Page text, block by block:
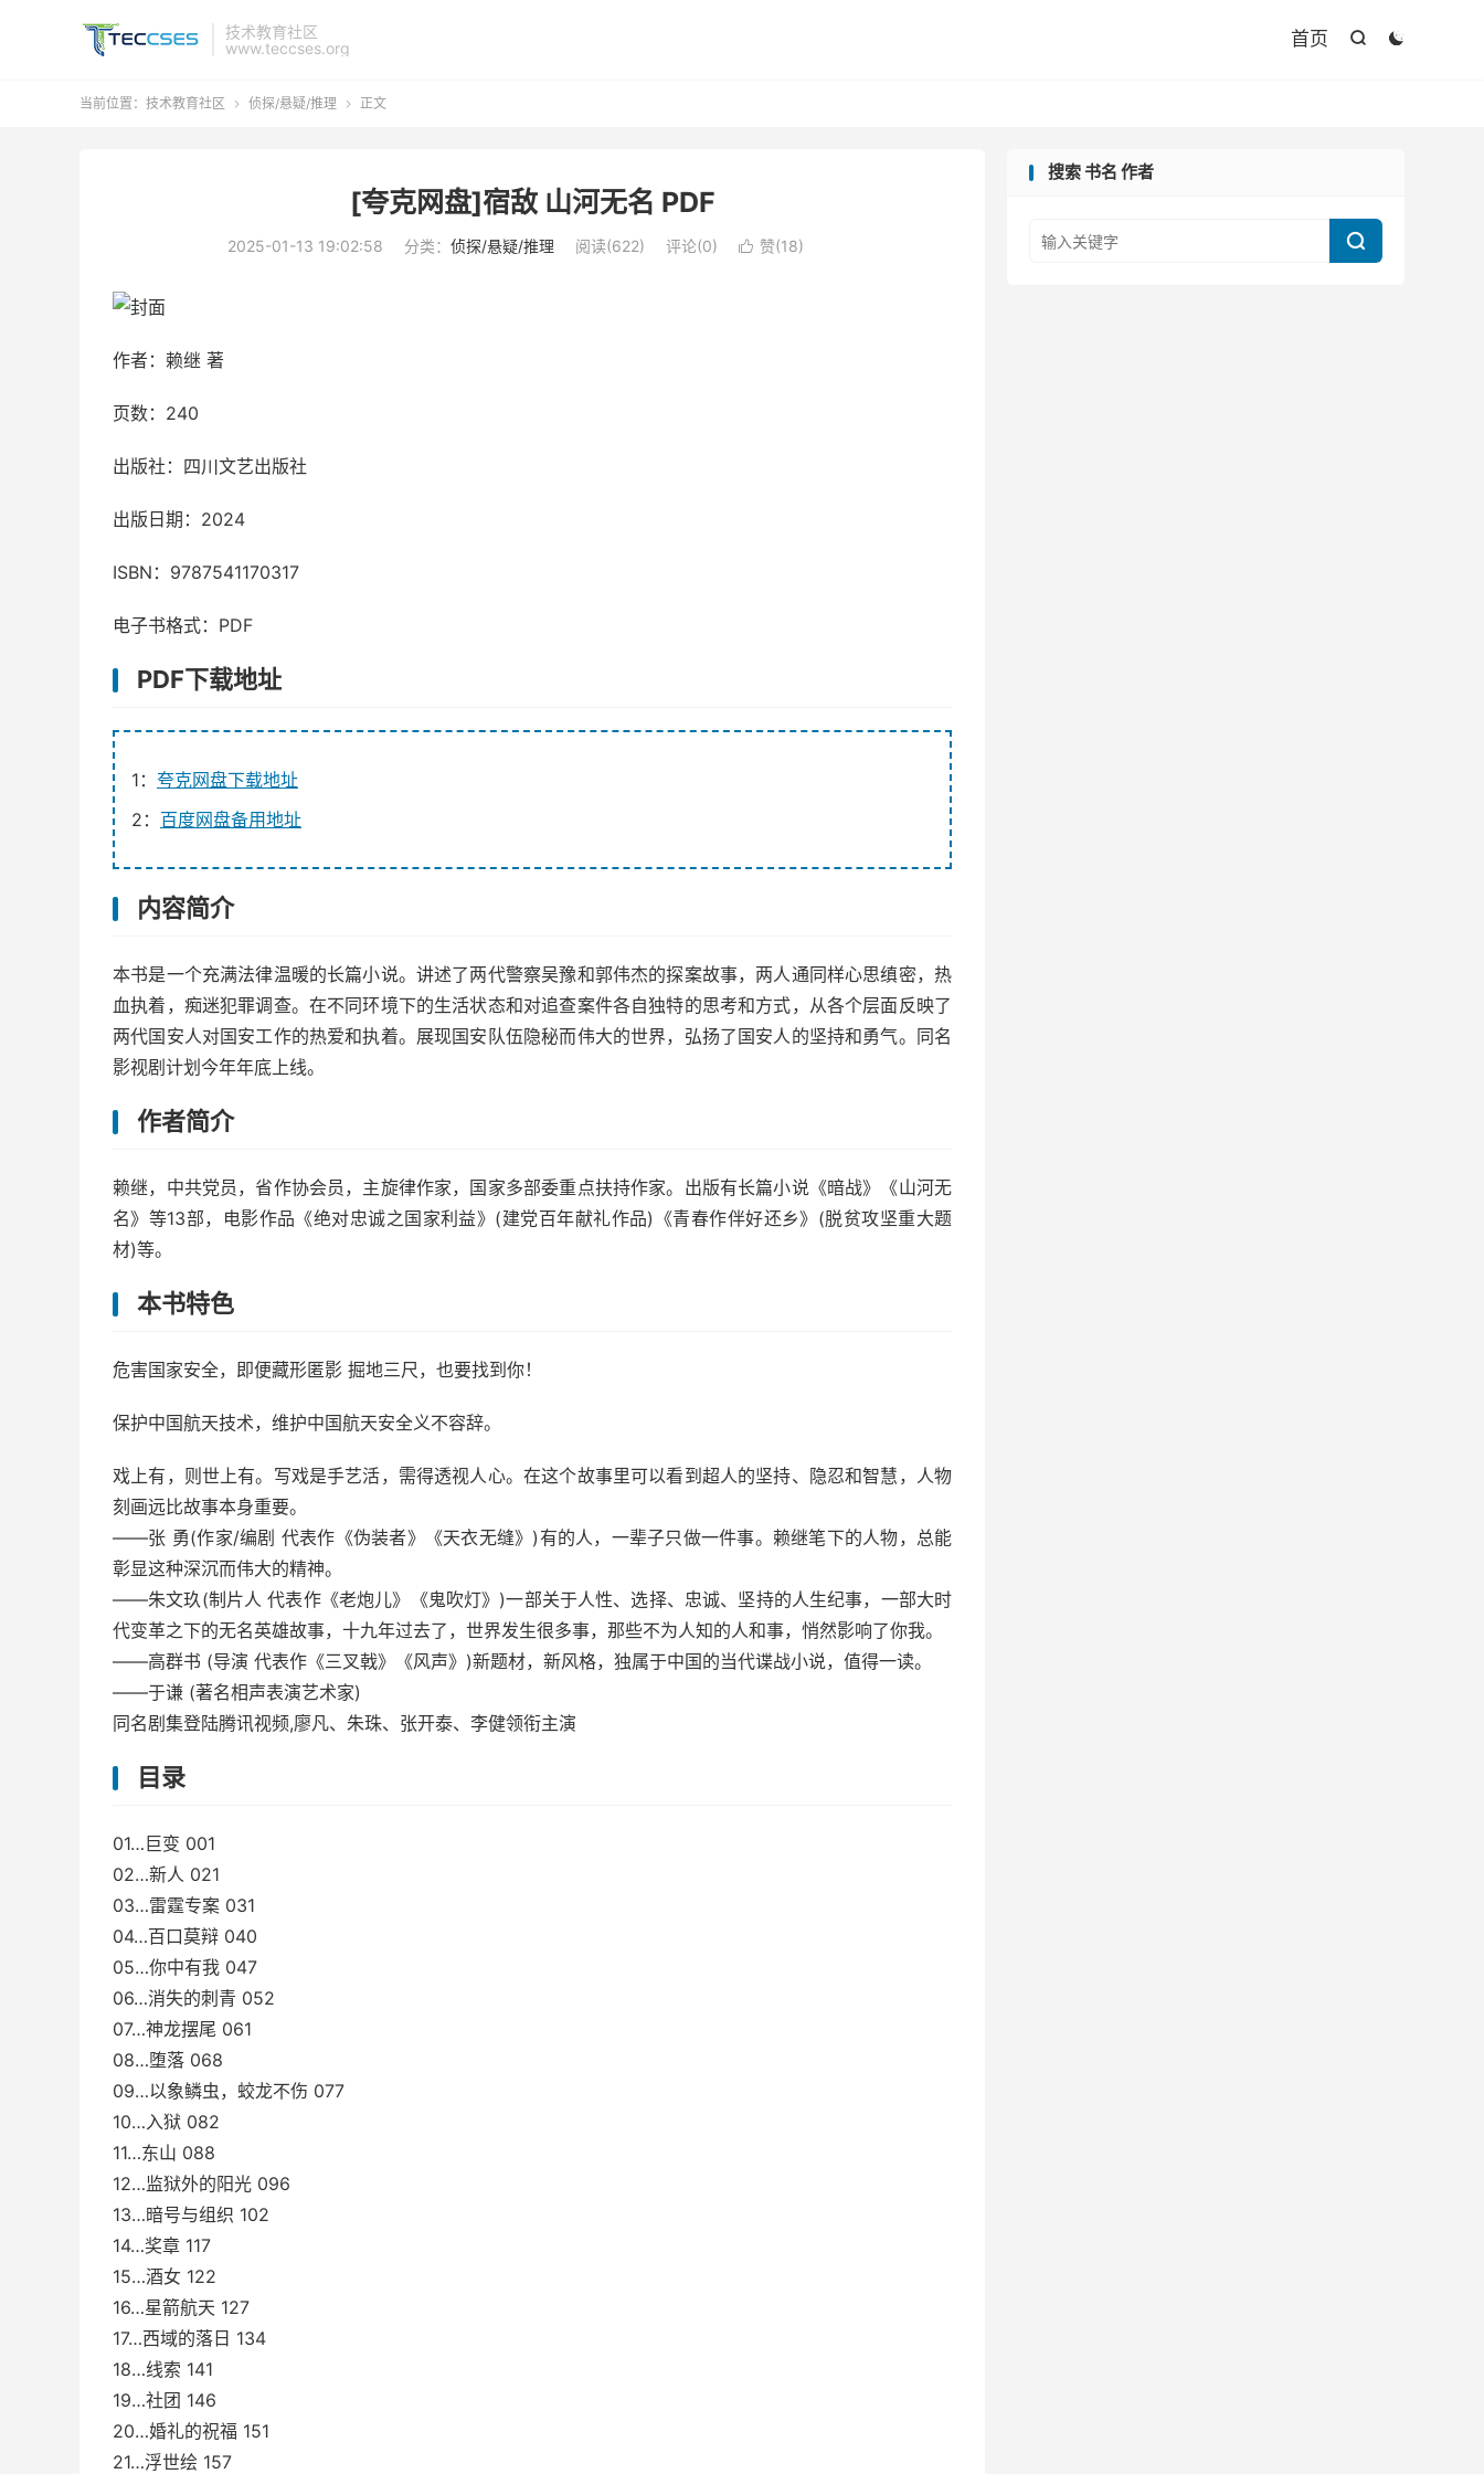
技术教育社区
www.teccses.org


首页
当前位置： 技术教育社区  侦探/悬疑/推理  正文
[夸克网盘]宿敌 山河无名 PDF
2025-01-13 19:02:58 分类： 侦探/悬疑/推理 阅读(622) 评论(0)  赞(18)
作者：赖继 著
页数：240
出版社：四川文艺出版社
出版日期：2024
ISBN：9787541170317
电子书格式：PDF
PDF下载地址
1： 夸克网盘下载地址
2： 百度网盘备用地址
内容简介
本书是一个充满法律温暖的长篇小说。讲述了两代警察吴豫和郭伟杰的探案故事，两人通同样心思缜密，热
血执着，痴迷犯罪调查。在不同环境下的生活状态和对追查案件各自独特的思考和方式，从各个层面反映了
两代国安人对国安工作的热爱和执着。展现国安队伍隐秘而伟大的世界，弘扬了国安人的坚持和勇气。同名
影视剧计划今年年底上线。
作者简介
赖继，中共党员，省作协会员，主旋律作家，国家多部委重点扶持作家。出版有长篇小说《暗战》《山河无
名》等13部，电影作品《绝对忠诚之国家利益》(建党百年献礼作品)《青春作伴好还乡》(脱贫攻坚重大题
材)等。
本书特色
危害国家安全，即便藏形匿影 掘地三尺，也要找到你！
保护中国航天技术，维护中国航天安全义不容辞。
戏上有，则世上有。写戏是手艺活，需得透视人心。在这个故事里可以看到超人的坚持、隐忍和智慧，人物
刻画远比故事本身重要。
——张 勇(作家/编剧 代表作《伪装者》《天衣无缝》)有的人，一辈子只做一件事。赖继笔下的人物，总能
彰显这种深沉而伟大的精神。
——朱文玖(制片人 代表作《老炮儿》《鬼吹灯》)一部关于人性、选择、忠诚、坚持的人生纪事，一部大时
代变革之下的无名英雄故事，十九年过去了，世界发生很多事，那些不为人知的人和事，悄然影响了你我。
——高群书 (导演 代表作《三叉戟》《风声》)新题材，新风格，独属于中国的当代谍战小说，值得一读。
——于谦 (著名相声表演艺术家)
同名剧集登陆腾讯视频,廖凡、朱珠、张开泰、李健领衔主演
目录
01…巨变 001
02…新人 021
03…雷霆专案 031
04…百口莫辩 040
05…你中有我 047
06…消失的刺青 052
07…神龙摆尾 061
08…堕落 068
09…以象鳞虫，蛟龙不伤 077
10…入狱 082
11…东山 088
12…监狱外的阳光 096
13…暗号与组织 102
14…奖章 117
15…酒女 122
16…星箭航天 127
17…西域的落日 134
18…线索 141
19…社团 146
20…婚礼的祝福 151
21…浮世绘 157
搜索 书名 作者
